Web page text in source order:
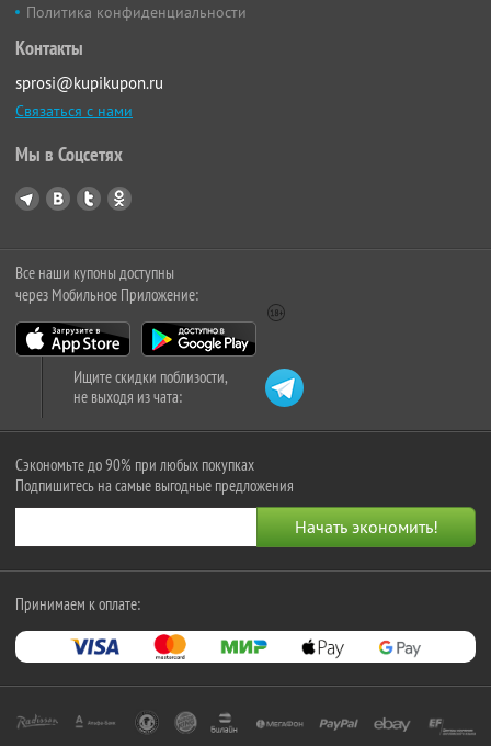
Политика конфиденциальности
Контакты
sprosi@kupikupon.ru
Связаться с нами
Мы в Соцсетях
Все наши купоны доступны
через Мобильное Приложение:
Ищите скидки поблизости,
не выходя из чата:
Сэкономьте до 90% при любых покупках
Подпишитесь на самые выгодные предложения
Принимаем к оплате: